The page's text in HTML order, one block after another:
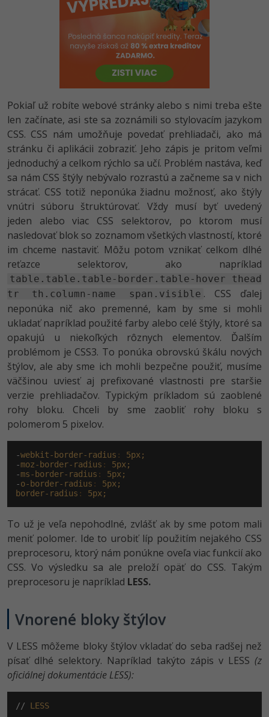
Python -80%
JavaScript -80%
C++
Swift -80%
Kotlin -80%
Céčko -80%
VB.NET
SQL
-80%
Algoritmy -41%
Umelá inteligencia -10%
Pre deti
Viac
Fórum
WordPress
SEO -30%
Business
Copywriting -30%
MS Office -80%
Google Dokumenty
Time management
Fórum
Linux a UNIX
Siete
Kybernetická bezpečnost
Elektronický podpis
Windows
Photoshop -80%
Adobe Illustrator -80%
Adobe Lightroom -30%
Adobe XD -15%
Adobe InDesign
Adobe After Effects
Blender -80%
Inkscape
Fotografovanie -80%
Video
Ostatné
Fórum
Príbehy absolventov
Blog
Médiá
Pokiaľ už robíte webové stránky alebo s nimi treba ešte
len začínate, asi ste sa zoznámili so stylovacím jazykom
CSS. CSS nám umožňuje povedať prehliadači, ako má
stránku či aplikácii zobraziť. Jeho zápis je pritom veľmi
jednoduchý a celkom rýchlo sa učí. Problém nastáva, keď
sa nám CSS štýly nebývalo rozrastú a začneme sa v nich
strácať. CSS totiž neponúka žiadnu možnosť, ako štýly
vnútri súboru štruktúrovať. Vždy musí byť uvedený
jeden alebo viac CSS selektorov, po ktorom musí
nasledovať blok so zoznamom všetkých vlastností, ktoré
im chceme nastaviť. Môžu potom vznikať celkom dlhé
reťazce selektorov, ako napríklad
table.table.table-border.table-hover thead
tr th.column-name span.visible . CSS ďalej
neponúka nič ako premenné, kam by sme si mohli
ukladať napríklad použité farby alebo celé štýly, ktoré sa
opakujú u niekoľkých rôznych elementov. Ďalším
problémom je CSS3. To ponúka obrovskú škálu nových
štýlov, ale aby sme ich mohli bezpečne použiť, musíme
väčšinou uviesť aj prefixované vlastnosti pre staršie
verzie prehliadačov. Typickým príkladom sú zaoblené
rohy bloku. Chceli by sme zaobliť rohy bloku s
polomerom 5 pixelov.
-webkit-border-radius :
5px;
-moz-border-radius :
5px;
-ms-border-radius :
5px;
-o-border-radius :
5px;
border-radius : 5px;
To už je veľa nepohodlné, zvlášť ak by sme potom mali
meniť polomer. Ide to urobiť líp použitím nejakého CSS
preprocesoru, ktorý nám ponúkne oveľa viac funkcií ako
CSS. Vo výsledku sa ale preloží opäť do CSS. Takým
preprocesoru je napríklad LESS.
Vnorené bloky štýlov
V LESS môžeme bloky štýlov vkladať do seba radšej než
písať dlhé selektory. Napríklad takýto zápis v LESS (z
oficiálnej dokumentácie LESS):
// LESS